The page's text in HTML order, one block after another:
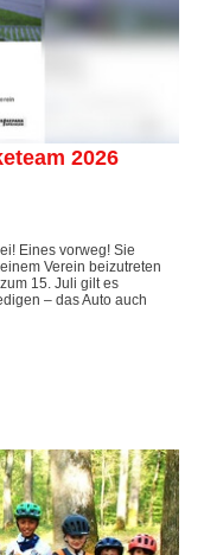
2026
Eines vorweg! Sie
Verein beizutreten
15. Juli gilt es
– das Auto auch